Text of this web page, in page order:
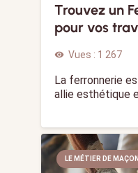
Trouvez un
pour vos
visibility Vues : 1 267
La ferronnerie
allie esthétique
LE MÉTIER DE MAÇON